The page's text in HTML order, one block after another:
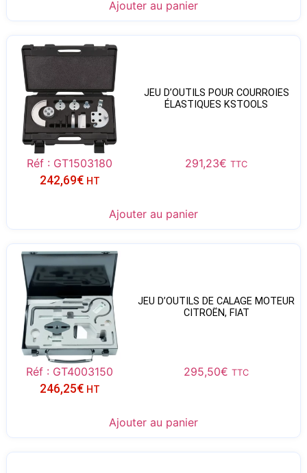
Ajouter au panier
JEU D’OUTILS POUR COURROIES
ÉLASTIQUES KSTOOLS
Réf : GT1503180 291,23€ TTC
242,69€ HT
Ajouter au panier
JEU D’OUTILS DE CALAGE MOTEUR
CITROËN, FIAT
Réf : GT4003150 295,50€ TTC
246,25€ HT
Ajouter au panier